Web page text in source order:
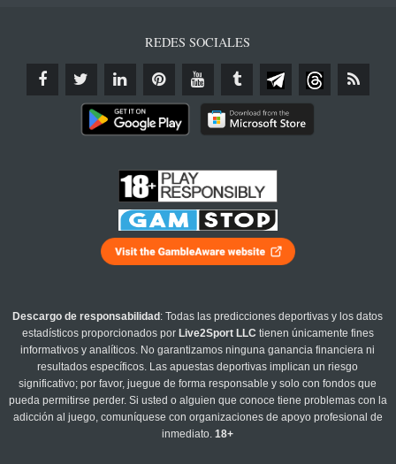
REDES SOCIALES
Descargo de responsabilidad : Todas las predicciones deportivas y los datos
estadísticos proporcionados por Live2Sport LLC tienen únicamente fines
informativos y analíticos. No garantizamos ninguna ganancia financiera ni
resultados específicos. Las apuestas deportivas implican un riesgo
significativo; por favor, juegue de forma responsable y solo con fondos que
pueda permitirse perder. Si usted o alguien que conoce tiene problemas con la
adicción al juego, comuníquese con organizaciones de apoyo profesional de
inmediato.18+